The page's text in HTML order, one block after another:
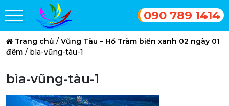
090 789 1414
Trang chủ / Vũng Tàu – Hồ Tràm biển xanh 02 ngày 01
đêm / bìa-vũng-tàu-1
bìa-vũng-tàu-1